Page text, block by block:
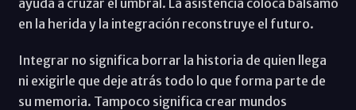
en la herida y la integración reconstruye el futuro.
Integrar no significa borrar la historia de quien llega
ni exigirle que deje atrás todo lo que forma parte de
su memoria. Tampoco significa crear mundos